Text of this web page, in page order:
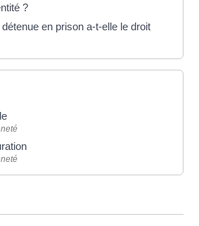
?
en prison a-t-elle le droit